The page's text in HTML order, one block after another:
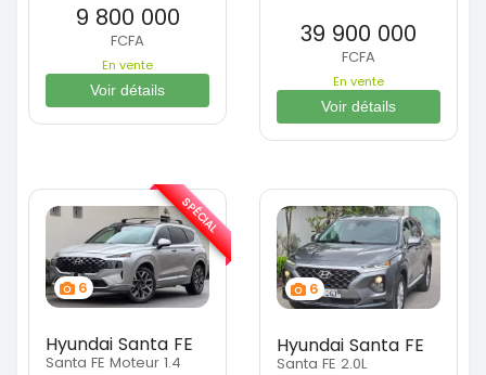
9 800 000
FCFA
En vente
Voir détails
39 900 000
FCFA
En vente
Voir détails
6
Hyundai Santa FE
Santa FE Moteur 1.4
SPÉCIAL
6
Hyundai Santa FE
Santa FE 2.0L